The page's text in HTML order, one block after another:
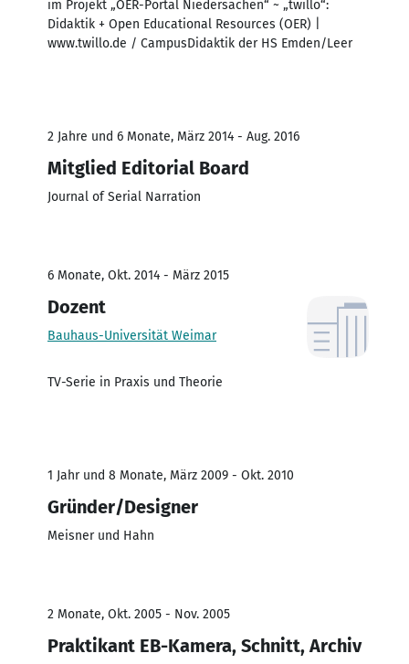
im Projekt „OER-Portal Niedersachen“ ~ „twillo“:
Didaktik + Open Educational Resources (OER) |
www.twillo.de / CampusDidaktik der HS Emden/Leer
2 Jahre und 6 Monate, März 2014 - Aug. 2016
Mitglied Editorial Board
Journal of Serial Narration
6 Monate, Okt. 2014 - März 2015
Dozent
Bauhaus-Universität Weimar
TV-Serie in Praxis und Theorie
1 Jahr und 8 Monate, März 2009 - Okt. 2010
Gründer/Designer
Meisner und Hahn
2 Monate, Okt. 2005 - Nov. 2005
Praktikant EB-Kamera, Schnitt, Archiv